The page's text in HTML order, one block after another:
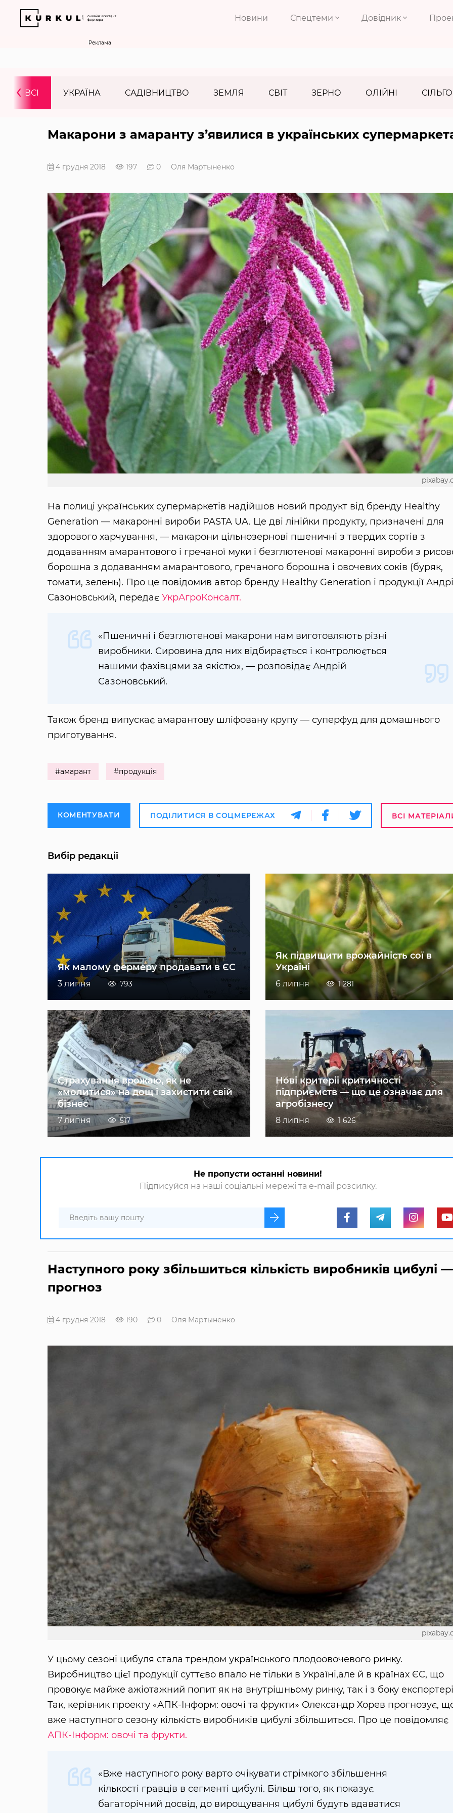
Новини Спецтеми Довідник
Реклама
ВСІ УКРАЇНА САДІВНИЦТВО ЗЕМЛЯ СВІТ ЗЕРНО ОЛІЙНІ
‹
Макарони з амаранту з’явилися в українських
4 грудня 2018 197 0 Оля Мартыненко
На полиці українських супермаркетів надійшов новий продукт від бренду Healthy
Generation — макаронні вироби PASTA UA. Це дві лінійки продукту, призначені для
здорового харчування, — макарони цільнозернові пшеничні з твердих сортів з
додаванням амарантового і гречаної муки і безглютенові макаронні вироби з
борошна з додаванням амарантового, гречаного борошна і овочевих соків (буряк,
томати, зелень). Про це повідомив автор бренду Healthy Generation і продукції
Сазоновський, передає УкрАгроКонсалт.
«Пшеничні і безглютенові макарони нам виготовляють різні
виробники. Сировина для них відбирається і контролюється
нашими фахівцями за якістю», — розповідає Андрій
Сазоновський.
Також бренд випускає амарантову шліфовану крупу — суперфуд для домашнього
приготування.
#амарант #продукція
КОМЕНТУВАТИ ПОДІЛИТИСЯ В СОЦМЕРЕЖАХ ВСІ
Вибір редакції
Як малому фермеру продавати в ЄС
3 липня 793
Як підвищити врожайність сої в
Україні
6 липня 1 281
Страхування врожаю, як не
«молитися» на дощ і захистити свій
бізнес
7 липня 517
Нові критерії критичності
підприємств — що це означає для
агробізнесу
8 липня 1 626
Не пропусти останні новини!
Підписуйся на наші соціальні мережі та e-mail розсилку.
Наступного року збільшиться кількість виробників цибулі —
прогноз
4 грудня 2018 190 0 Оля Мартыненко
У цьому сезоні цибуля стала трендом українського плодоовочевого ринку.
Виробництво цієї продукції суттєво впало не тільки в Україні,але й в країнах ЄС, що
провокує майже ажіотажний попит як на внутрішньому ринку, так і з боку
Так, керівник проекту «АПК-Інформ: овочі та фрукти» Олександр Хорев прогнозує,
вже наступного сезону кількість виробників цибулі збільшиться. Про це повідомляє
АПК-Інформ: овочі та фрукти.
«Вже наступного року варто очікувати стрімкого збільшення
кількості гравців в сегменті цибулі. Більш того, як показує
багаторічний досвід, до вирощування цибулі будуть вдаватися